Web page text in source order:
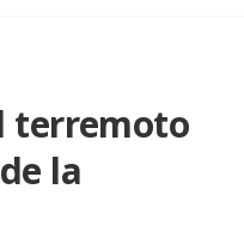
terremoto
la